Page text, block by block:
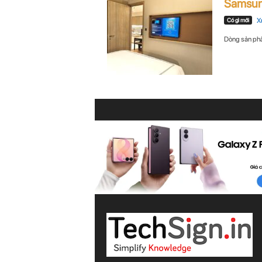
o
m
Có gì mới
Dòng sản